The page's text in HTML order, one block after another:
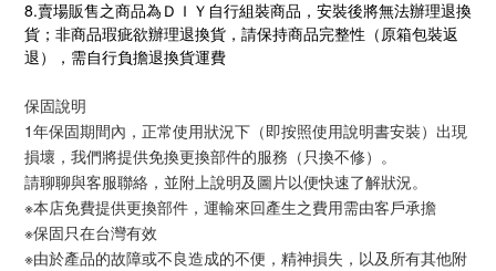
8.賣場販售之商品為ＤＩＹ自行組裝商品，安裝後將無法辦理退換
貨；非商品瑕疵欲辦理退換貨，請保持商品完整性（原箱包裝返
退），需自行負擔退換貨運費
保固說明
1年保固期間內，正常使用狀況下（即按照使用說明書安裝）出現
損壞，我們將提供免換更換部件的服務（只換不修）。
請聊聊與客服聯絡，並附上說明及圖片以便快速了解狀況。
※本店免費提供更換部件，運輸來回產生之費用需由客戶承擔
※保固只在台灣有效
※由於產品的故障或不良造成的不便，精神損失，以及所有其他附